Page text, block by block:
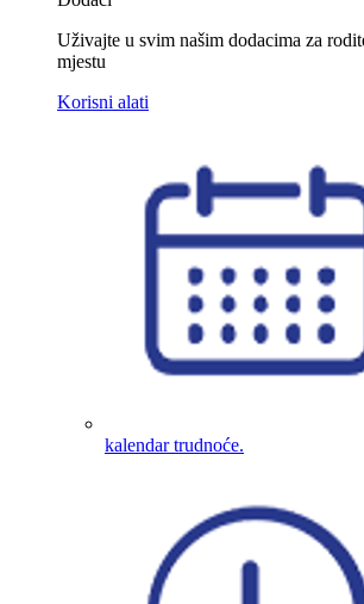
Uživajte u svim našim dodacima za
mjestu
Korisni alati
kalendar trudnoće.